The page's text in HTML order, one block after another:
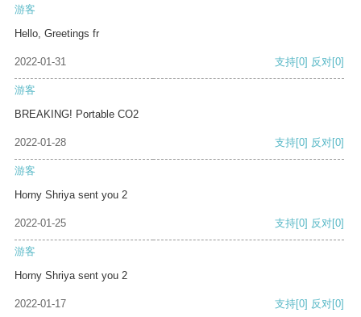
游客
Hello, Greetings fr
2022-01-31 支持[0] 反对[0]
游客
BREAKING! Portable CO2
2022-01-28 支持[0] 反对[0]
游客
Horny Shriya sent you 2
2022-01-25 支持[0] 反对[0]
游客
Horny Shriya sent you 2
2022-01-17 支持[0] 反对[0]